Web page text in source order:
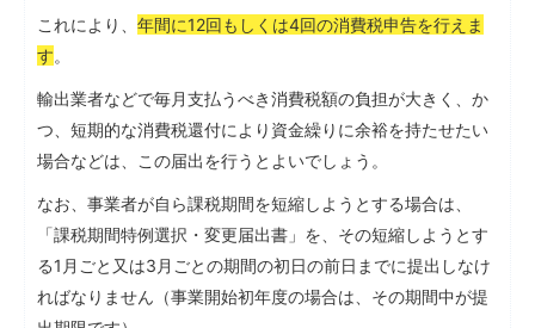
これにより、 年間に12回もしくは4回の消費税申告を行えま
す。
輸出業者などで毎月支払うべき消費税額の負担が大きく、か
つ、短期的な消費税還付により資金繰りに余裕を持たせたい
場合などは、この届出を行うとよいでしょう。
なお、事業者が自ら課税期間を短縮しようとする場合は、
「課税期間特例選択・変更届出書」を、その短縮しようとす
る1月ごと又は3月ごとの期間の初日の前日までに提出しなけ
ればなりません（事業開始初年度の場合は、その期間中が提